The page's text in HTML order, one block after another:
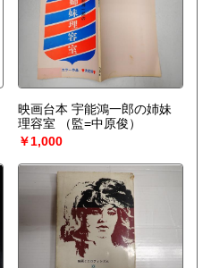
映画台本 宇能鴻一郎の姉妹
理容室
（監=中原俊）
￥1,000